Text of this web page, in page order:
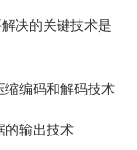
决的关键技术是
编码和解码技术
输出技术